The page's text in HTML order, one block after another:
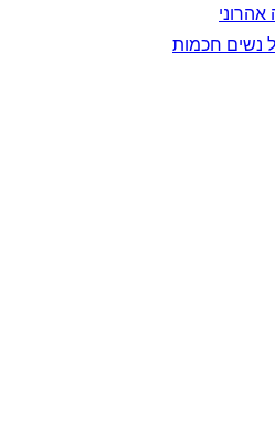
נשים חכמות